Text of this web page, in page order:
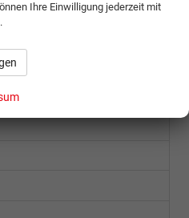
Ihre Einwilligung jederzeit mit